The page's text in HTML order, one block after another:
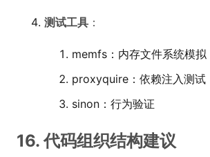
测试工具 ：
memfs：内存文件系统模拟
proxyquire：依赖注入测试
sinon：行为验证
16. 代码组织结构建议